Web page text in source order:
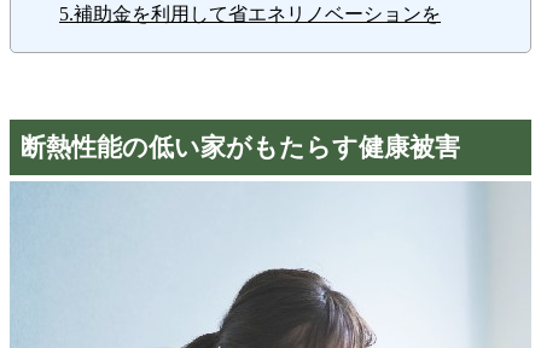
5.補助金を利用して省エネリノベーションを
断熱性能の低い家がもたらす健康被害